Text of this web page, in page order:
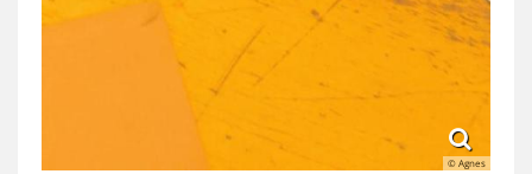
© Agnes